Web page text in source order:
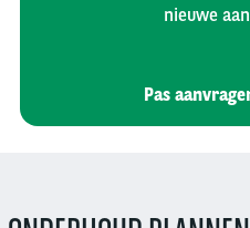
nieuwe
Pas
Left